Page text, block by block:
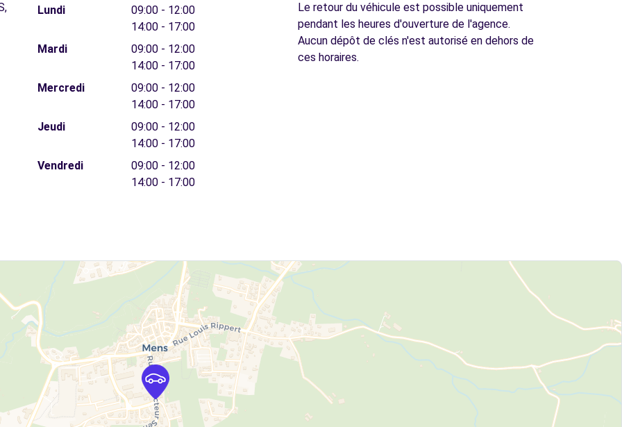
Lundi
09:00 - 12:00
14:00 - 17:00
Mardi
09:00 - 12:00
14:00 - 17:00
Mercredi
09:00 - 12:00
14:00 - 17:00
Jeudi
09:00 - 12:00
14:00 - 17:00
Vendredi
09:00 - 12:00
14:00 - 17:00
Le retour du véhicule est possible uniquement
pendant les heures d'ouverture de l'agence.
Aucun dépôt de clés n'est autorisé en dehors de
ces horaires.